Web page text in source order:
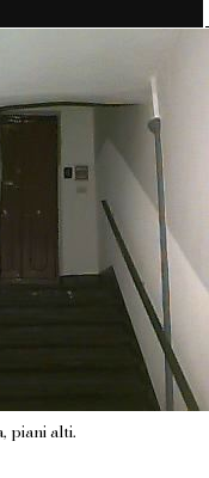
piani alti.